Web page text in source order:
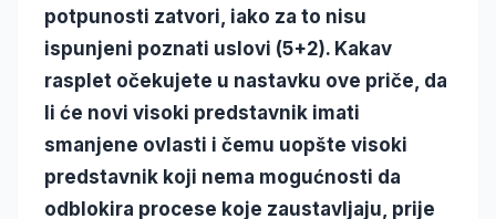
potpunosti zatvori, iako za to nisu
ispunjeni poznati uslovi (5+2). Kakav
rasplet očekujete u nastavku ove priče, da
li će novi visoki predstavnik imati
smanjene ovlasti i čemu uopšte visoki
predstavnik koji nema mogućnosti da
odblokira procese koje zaustavljaju, prije